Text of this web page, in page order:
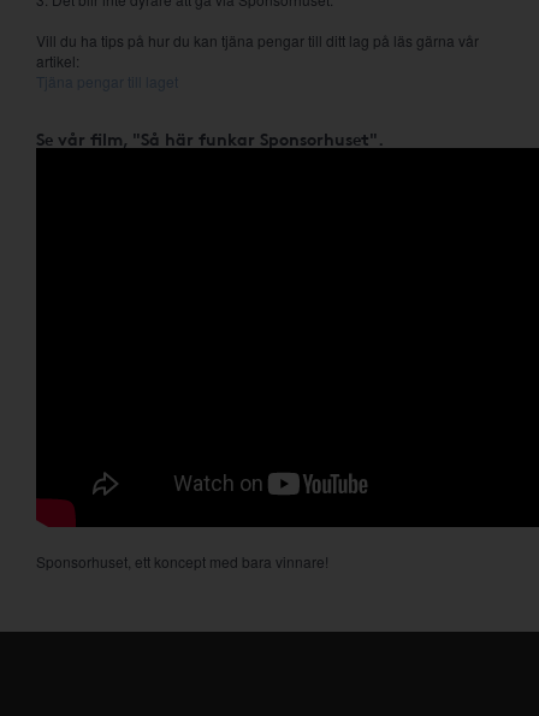
Vill du ha tips på hur du kan tjäna pengar till ditt lag på läs gärna vår
artikel:
Tjäna pengar till laget
Se vår film, "Så här funkar Sponsorhuset".
Sponsorhuset, ett koncept med bara vinnare!